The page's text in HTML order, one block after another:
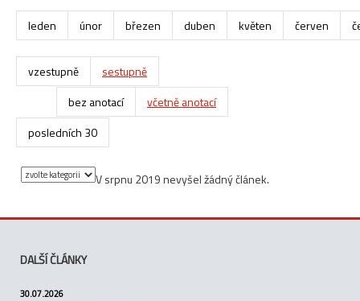
leden únor březen duben květen červen
vzestupně
sestupně
bez anotací
včetně anotací
posledních 30
V srpnu 2019 nevyšel žádný článek.
DALŠÍ ČLÁNKY
30.07.2026